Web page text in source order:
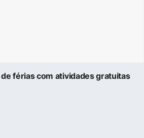
férias com atividades gratuitas